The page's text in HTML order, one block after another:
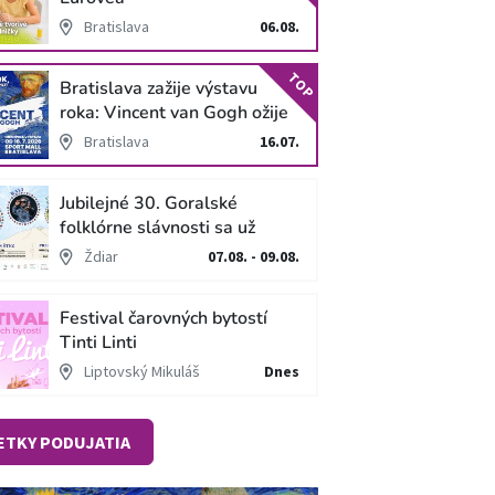
Bratislava 06.08.
Bratislava zažije výstavu
roka: Vincent van Gogh ožije
v unikátnej imerzívnej šou!
Bratislava 16.07.
TOP
Jubilejné 30. Goralské
folklórne slávnosti sa už
blížiaŽdiar 07.08. - 09.08.
Festival čarovných bytostí
Tinti Linti
Liptovský Mikuláš Dnes
PODUJATIA